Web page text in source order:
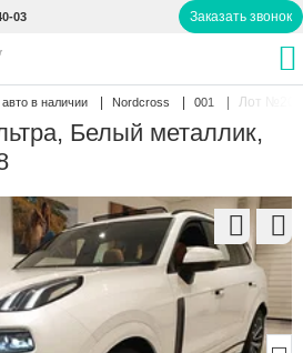
03 Заказать звонок
в наличии Nordcross 001 Лот
Белый металлик,